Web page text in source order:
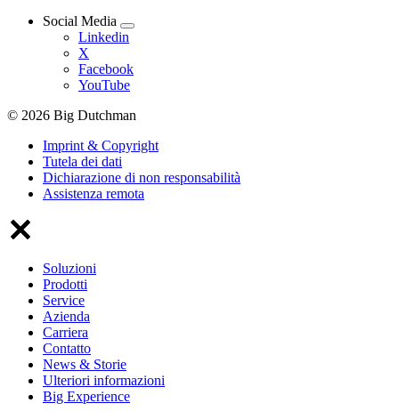
Social Media
Linkedin
X
Facebook
YouTube
© 2026 Big Dutchman
Imprint & Copyright
Tutela dei dati
Dichiarazione di non responsabilità
Assistenza remota
Soluzioni
Prodotti
Service
Azienda
Carriera
Contatto
News & Storie
Ulteriori informazioni
Big Experience